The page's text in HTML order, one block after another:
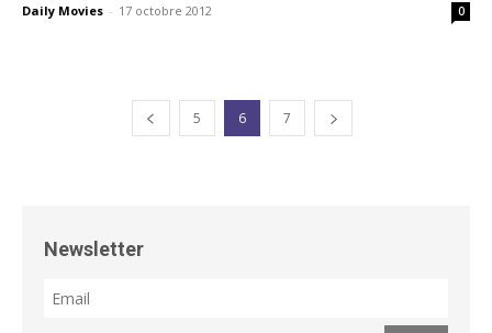
Daily Movies - 17 octobre 2012 0
5 6 7
Newsletter